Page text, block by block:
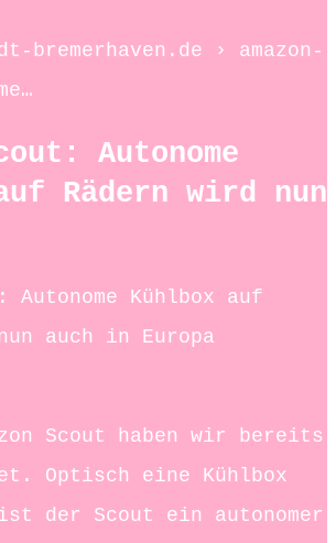
› amazon-
Autonome
Rädern wird nun
Autonome Kühlbox auf
auch in Europa
Scout haben wir bereits
Optisch eine Kühlbox
der Scout ein autonomer